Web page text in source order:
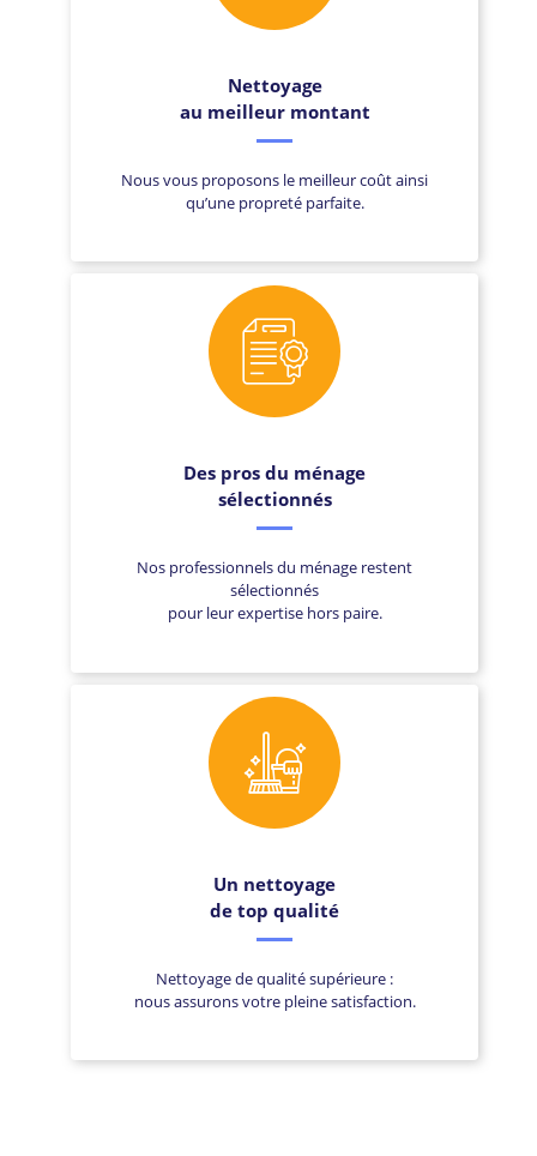
Nettoyage
au meilleur montant
Nous vous proposons le meilleur coût ainsi
qu’une propreté parfaite.
Des pros du ménage
sélectionnés
Nos professionnels du ménage restent
sélectionnés
pour leur expertise hors paire.
Un nettoyage
de top qualité
Nettoyage de qualité supérieure :
nous assurons votre pleine satisfaction.